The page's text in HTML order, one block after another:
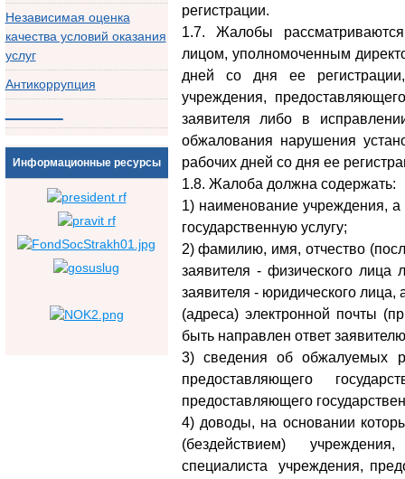
Независимая оценка
качества условий оказания
услуг
Антикоррупция
Информационные ресурсы
регистрации.
1.7. Жалобы
лицом, уполномоченным
дней со дня ее
учреждения,
заявителя либо в
обжалования нарушения
рабочих дней со дня ее
1.8. Жалоба должна содержать:
1) наименование учреждения,
государственную услугу;
2) фамилию, имя, отчество
заявителя - физического
заявителя - юридического
(адреса) электронной почты
быть направлен ответ
3) сведения об обжалуемых
предоставляющего
предоставляющего
4) доводы, на основании
(бездействием)
специалиста учреждения,